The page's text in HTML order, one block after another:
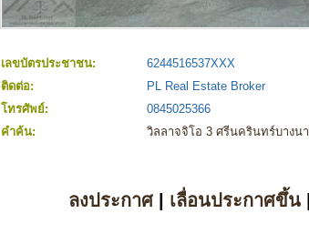
เลขบัตรประชาชน: 6244516537XXX
ติดต่อ:
PL Real Estate Broker
โทรศัพย์:
0845025366
คำค้น:
วิลลาจจิโอ 3 ศรีนครินทร์บางนา
ลงประกาศ| เลื่อนประกาศขึ้น|